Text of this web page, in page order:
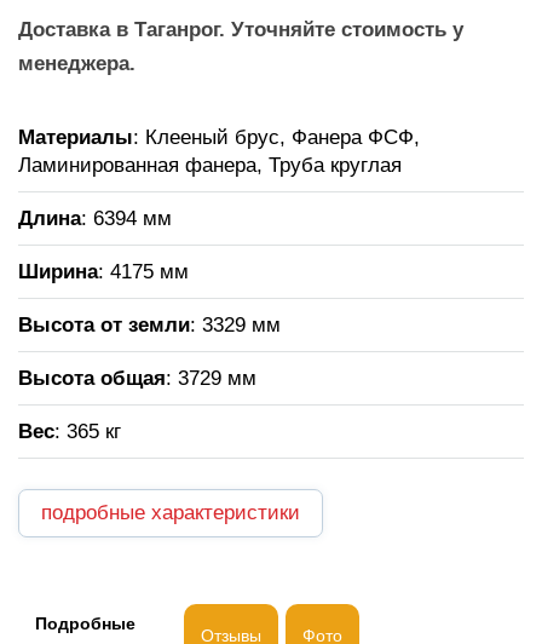
Доставка в Таганрог. Уточняйте стоимость у
менеджера.
Материалы: Клееный брус, Фанера ФСФ,
Ламинированная фанера, Труба круглая
Длина: 6394 мм
Ширина: 4175 мм
Высота от земли: 3329 мм
Высота общая: 3729 мм
Вес: 365 кг
подробные характеристики
Подробные
Отзывы Фото